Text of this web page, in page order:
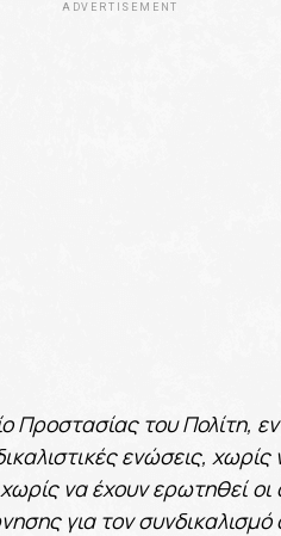
ADVERTISEMENT
Προστασίας του Πολίτη,
ενώσεις,
να έχουν ερωτηθεί
για τον